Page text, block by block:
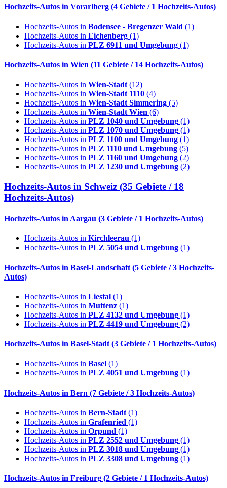
Hochzeits-Autos in Vorarlberg (4 Gebiete / 1 Hochzeits-Autos)
Hochzeits-Autos in Bodensee - Bregenzer Wald (1)
Hochzeits-Autos in Eichenberg (1)
Hochzeits-Autos in PLZ 6911 und Umgebung (1)
Hochzeits-Autos in Wien (11 Gebiete / 14 Hochzeits-Autos)
Hochzeits-Autos in Wien-Stadt (12)
Hochzeits-Autos in Wien-Stadt 1110 (4)
Hochzeits-Autos in Wien-Stadt Simmering (5)
Hochzeits-Autos in Wien-Stadt Wien (6)
Hochzeits-Autos in PLZ 1040 und Umgebung (1)
Hochzeits-Autos in PLZ 1070 und Umgebung (1)
Hochzeits-Autos in PLZ 1100 und Umgebung (1)
Hochzeits-Autos in PLZ 1110 und Umgebung (5)
Hochzeits-Autos in PLZ 1160 und Umgebung (2)
Hochzeits-Autos in PLZ 1230 und Umgebung (2)
Hochzeits-Autos in Schweiz (35 Gebiete / 18
Hochzeits-Autos)
Hochzeits-Autos in Aargau (3 Gebiete / 1 Hochzeits-Autos)
Hochzeits-Autos in Kirchleerau (1)
Hochzeits-Autos in PLZ 5054 und Umgebung (1)
Hochzeits-Autos in Basel-Landschaft (5 Gebiete / 3 Hochzeits-
Autos)
Hochzeits-Autos in Liestal (1)
Hochzeits-Autos in Muttenz (1)
Hochzeits-Autos in PLZ 4132 und Umgebung (1)
Hochzeits-Autos in PLZ 4419 und Umgebung (2)
Hochzeits-Autos in Basel-Stadt (3 Gebiete / 1 Hochzeits-Autos)
Hochzeits-Autos in Basel (1)
Hochzeits-Autos in PLZ 4051 und Umgebung (1)
Hochzeits-Autos in Bern (7 Gebiete / 3 Hochzeits-Autos)
Hochzeits-Autos in Bern-Stadt (1)
Hochzeits-Autos in Grafenried (1)
Hochzeits-Autos in Orpund (1)
Hochzeits-Autos in PLZ 2552 und Umgebung (1)
Hochzeits-Autos in PLZ 3018 und Umgebung (1)
Hochzeits-Autos in PLZ 3308 und Umgebung (1)
Hochzeits-Autos in Freiburg (2 Gebiete / 1 Hochzeits-Autos)